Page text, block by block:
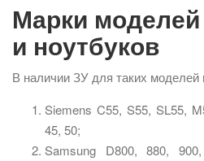
Марки
и ноутбуков
В наличии ЗУ для таких
Siemens C55, S55, SL55,
45, 50;
Samsung D800, 880,